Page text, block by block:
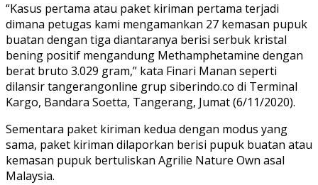
“Kasus pertama atau paket kiriman pertama terjadi
dimana petugas kami mengamankan 27 kemasan pupuk
buatan dengan tiga diantaranya berisi serbuk kristal
bening positif mengandung Methamphetamine dengan
berat bruto 3.029 gram,” kata Finari Manan seperti
dilansir tangerangonline grup siberindo.co di Terminal
Kargo, Bandara Soetta, Tangerang, Jumat (6/11/2020).
Sementara paket kiriman kedua dengan modus yang
sama, paket kiriman dilaporkan berisi pupuk buatan atau
kemasan pupuk bertuliskan Agrilie Nature Own asal
Malaysia.